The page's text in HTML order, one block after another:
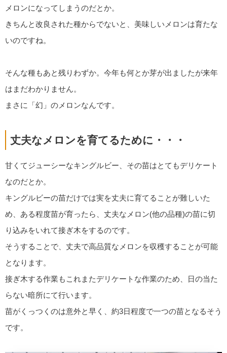
メロンになってしまうのだとか。
きちんと改良された種からでないと、美味しいメロンは育たな
いのですね。
そんな種もあと残りわずか。今年も何とか芽が出ましたが来年
はまだわかりません。
まさに「幻」のメロンなんです。
丈夫なメロンを育てるために・・・
甘くてジューシーなキングルビー、その苗はとてもデリケート
なのだとか。
キングルビーの苗だけでは実を丈夫に育てることが難しいた
め、ある程度苗が育ったら、丈夫なメロン(他の品種)の苗に切
り込みをいれて接ぎ木をするのです。
そうすることで、丈夫で高品質なメロンを収穫することが可能
となります。
接ぎ木する作業もこれまたデリケートな作業のため、日の当た
らない暗所にて行います。
苗がくっつくのは意外と早く、約3日程度で一つの苗となるそう
です。